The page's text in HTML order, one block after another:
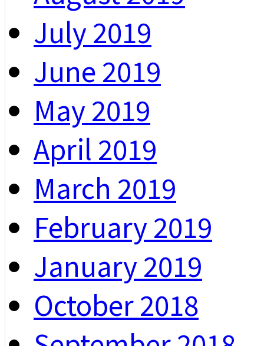
July 2019
June 2019
May 2019
April 2019
March 2019
February 2019
January 2019
October 2018